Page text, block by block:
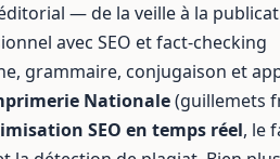
— de la veille à la
avec SEO et fact-checking
grammaire, conjugaison et
Nationale(guillemets
SEO en temps réel, le